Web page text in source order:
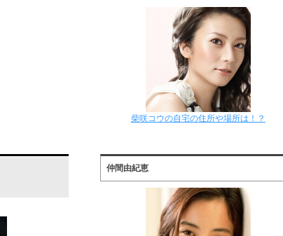
柴咲コウの自宅の住所や場所は！？
仲間由紀恵